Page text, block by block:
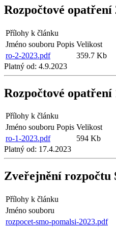
Rozpočtové opatření
Přílohy k článku
Jméno souboru Popis Velikost
ro-2-2023.pdf
359.7 Kb
Platný od: 4.9.2023
Rozpočtové opatření
Přílohy k článku
Jméno souboru Popis Velikost
ro-1-2023.pdf
594 Kb
Platný od: 17.4.2023
Zveřejnění rozpočtu
Přílohy k článku
Jméno souboru
rozpocet-smo-pomalsi-2023.pdf